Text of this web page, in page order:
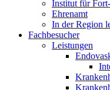
Institut für
Ehrenamt
In der Region
Fachbesucher
Leistungen